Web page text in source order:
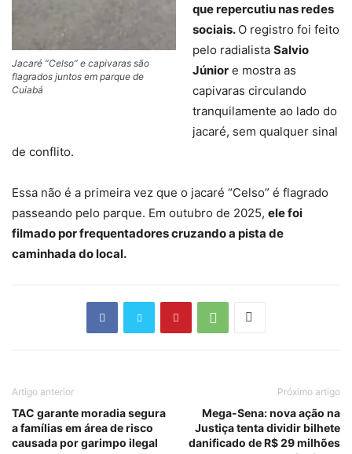
Jacaré “Celso” e capivaras são
flagrados juntos em parque de
Cuiabá
que repercutiu nas redes
sociais. O registro foi feito
pelo radialista Salvio
Júnior e mostra as
capivaras circulando
tranquilamente ao lado do
jacaré, sem qualquer sinal
de conflito.
Essa não é a primeira vez que o jacaré “Celso” é flagrado
passeando pelo parque. Em outubro de 2025, ele foi
filmado por frequentadores cruzando a pista de
caminhada do local.
Artigo anterior
TAC garante moradia segura
a famílias em área de risco
causada por garimpo ilegal
Próximo artigo
Mega-Sena: nova ação na
Justiça tenta dividir bilhete
danificado de R$ 29 milhões